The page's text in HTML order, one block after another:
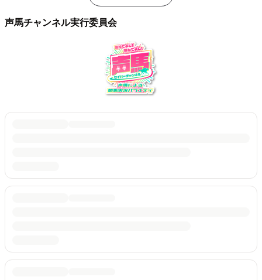
声馬チャンネル実行委員会